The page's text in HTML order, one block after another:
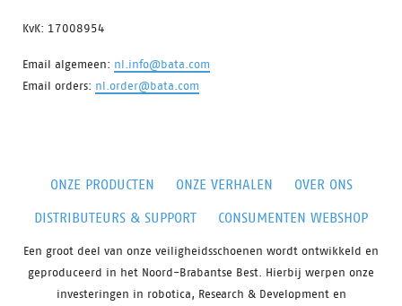
KvK: 17008954
Email algemeen: nl.info@bata.com
Email orders: nl.order@bata.com
ONZE PRODUCTEN ONZE VERHALEN
OVER ONS
DISTRIBUTEURS & SUPPORT
CONSUMENTEN WEBSHOP
Een groot deel van onze veiligheidsschoenen wordt ontwikkeld en
geproduceerd in het Noord-Brabantse Best. Hierbij werpen onze
investeringen in robotica, Research & Development en